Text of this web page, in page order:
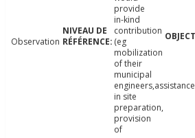
Observation
provide
in-kind
contribution
(eg
mobilization
of their
municipal
engineers,assistance
in site
preparation,
provision
of